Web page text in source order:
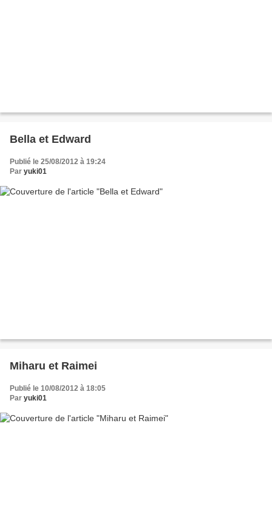
Bella et Edward
Publié le 25/08/2012 à 19:24
Par yuki01
Miharu et Raimei
Publié le 10/08/2012 à 18:05
Par yuki01